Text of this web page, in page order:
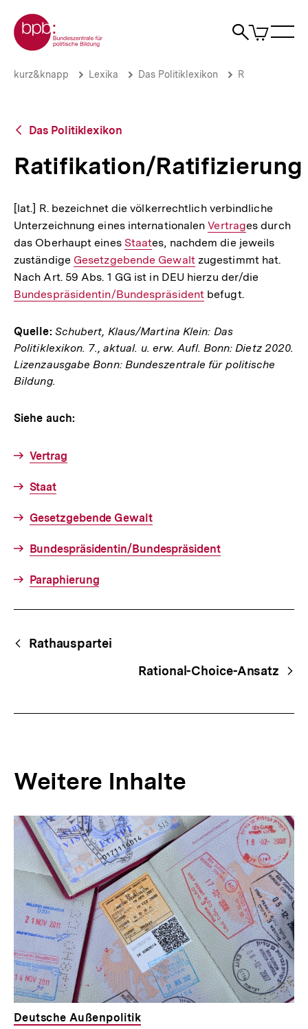
zum
Seiteninhalt
springen
Zur Startseite der bpb
Suche
Artikel
im
Ratifikation/Ratifizierung
Brotkrümelnavigation
Pfadnavigation
kurz&knapp Lexika Das Politiklexikon R
Zurück
Übersicht
Das Politiklexikon
Ratifikation/Ratifizierung
[lat.] R. bezeichnet die völkerrechtlich verbindliche
Unterzeichnung eines internationalenInterner
Link:
Vertrages durch
das Oberhaupt eines Interner
Link:
Staates, nachdem die jeweils
zuständige Interner
Link:
Gesetzgebende Gewaltzugestimmt hat.
Nach Art. 59 Abs. 1 GG ist in DEU hierzu der/die
Bundespräsidentin/Bundespräsidentbefugt.
Quelle: Schubert, Klaus/Martina Klein: Das
Politiklexikon. 7., aktual. u. erw. Aufl. Bonn: Dietz 2020.
Lizenzausgabe Bonn: Bundeszentrale für politische
Bildung.
Siehe auch:
Vertrag
Staat
Gesetzgebende Gewalt
Bundespräsidentin/Bundespräsident
Paraphierung
Begriffsnavigation
Content-
Navigation
Rathauspartei
Rational-Choice-Ansatz
Weitere Inhalte
Inhaltskarousell
für
weitere
Inhalte
Inhaltskarussell
überspringen
Deutsche Außenpolitik